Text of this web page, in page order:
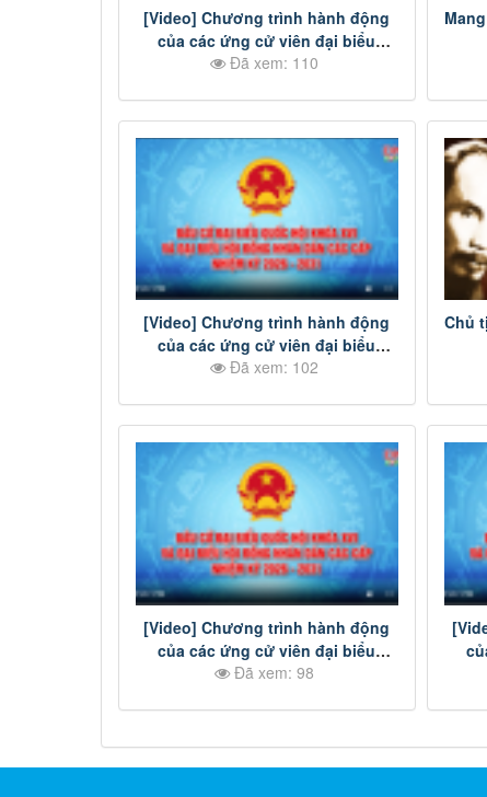
[Video] Chương trình hành động
của các ứng cử viên đại biểu
HĐND tỉnh Đồng Nai nhiệm kỳ
Đã xem: 110
[Video] Chương trình hành động
của các ứng cử viên đại biểu
Quốc hội khóa XVI - Đơn vị bầu cử
Đã xem: 102
Chủ
[Video] Chương trình hành động
của các ứng cử viên đại biểu
HĐND tỉnh Đồng Nai nhiệm kỳ
Đã xem: 98